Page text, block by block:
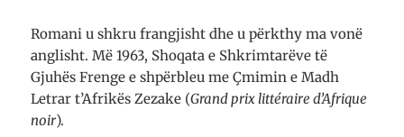
Romani u shkru frangjisht dhe u përkthy ma vonë
anglisht. Më 1963, Shoqata e Shkrimtarëve të
Gjuhës Frenge e shpërbleu me Çmimin e Madh
Letrar t’Afrikës Zezake (Grand prix littéraire d’Afrique
noir).